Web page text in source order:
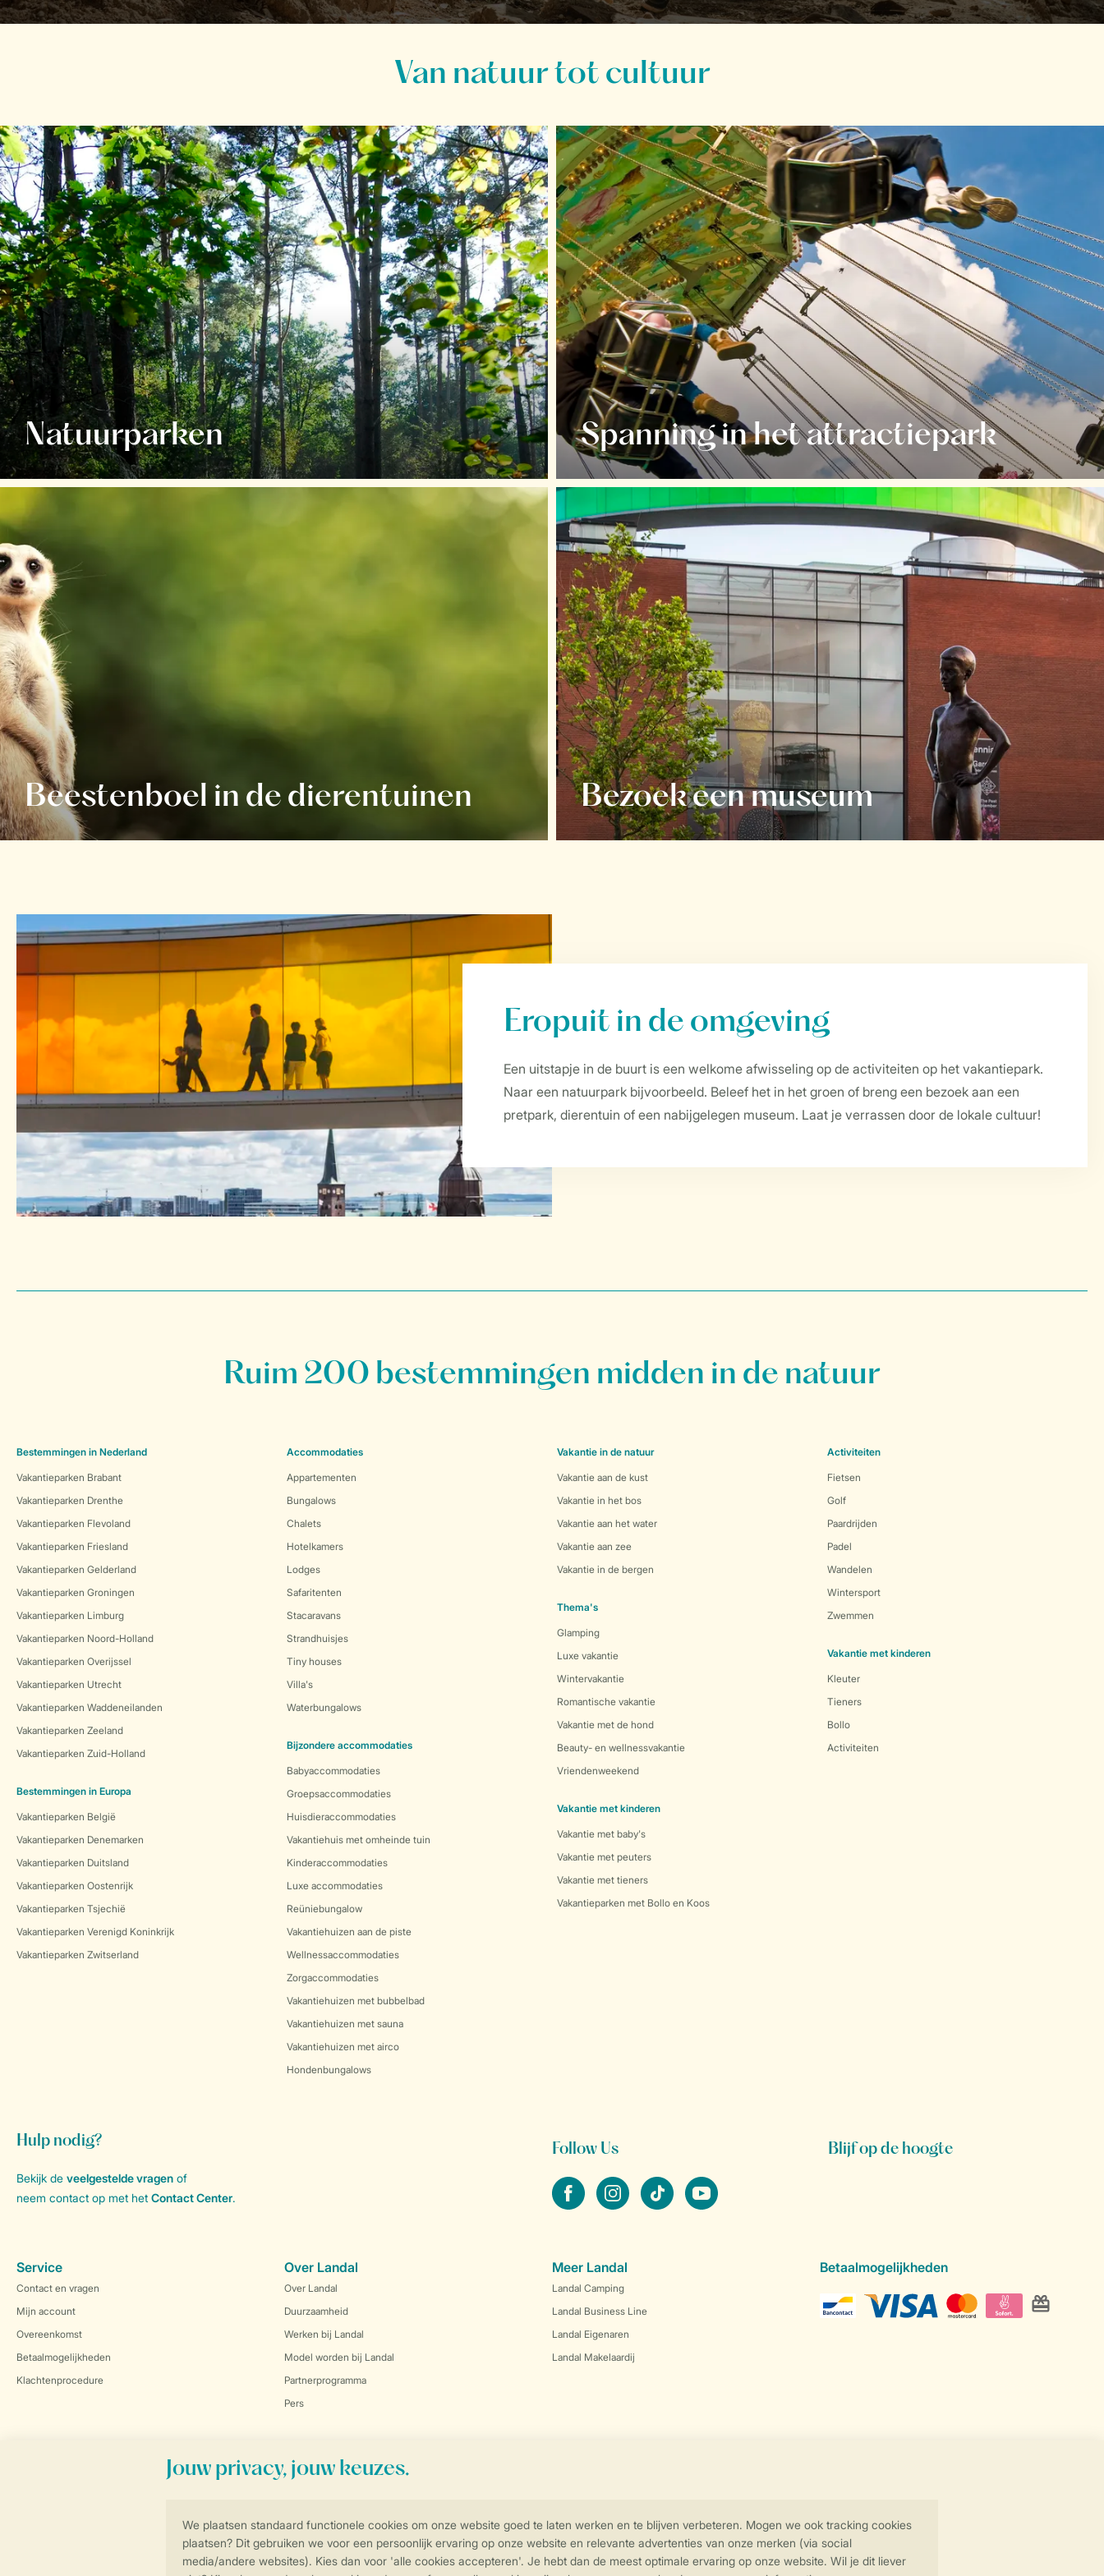
Van natuur tot cultuur
Natuurparken Spanning in het attractiepark
Beestenboel in de dierentuinen Bezoek een museum
Eropuit in de omgeving
Een uitstapje in de buurt is een welkome afwisseling op de activiteiten op het vakantiepark.
Naar een natuurpark bijvoorbeeld. Beleef het in het groen of breng een bezoek aan een
pretpark, dierentuin of een nabijgelegen museum. Laat je verrassen door de lokale cultuur!
Controle over jouw gegevens & privacy
Ruim 200 bestemmingen midden in de natuur
Bestemmingen in Nederland
Vakantieparken Brabant
Vakantieparken Drenthe
Vakantieparken Flevoland
Vakantieparken Friesland
Vakantieparken Gelderland
Vakantieparken Groningen
Vakantieparken Limburg
Vakantieparken Noord-Holland
Vakantieparken Overijssel
Vakantieparken Utrecht
Vakantieparken Waddeneilanden
Vakantieparken Zeeland
Vakantieparken Zuid-Holland
Bestemmingen in Europa
Vakantieparken België
Vakantieparken Denemarken
Vakantieparken Duitsland
Vakantieparken Oostenrijk
Vakantieparken Tsjechië
Vakantieparken Verenigd Koninkrijk
Vakantieparken Zwitserland
Accommodaties
Appartementen
Bungalows
Chalets
Hotelkamers
Lodges
Safaritenten
Stacaravans
Strandhuisjes
Tiny houses
Villa's
Waterbungalows
Bijzondere accommodaties
Babyaccommodaties
Groepsaccommodaties
Huisdieraccommodaties
Vakantiehuis met omheinde tuin
Kinderaccommodaties
Luxe accommodaties
Reüniebungalow
Vakantiehuizen aan de piste
Wellnessaccommodaties
Zorgaccommodaties
Vakantiehuizen met bubbelbad
Vakantiehuizen met sauna
Vakantiehuizen met airco
Hondenbungalows
Vakantie in de natuur
Vakantie aan de kust
Vakantie in het bos
Vakantie aan het water
Vakantie aan zee
Vakantie in de bergen
Thema's
Glamping
Luxe vakantie
Wintervakantie
Romantische vakantie
Vakantie met de hond
Beauty- en wellnessvakantie
Vriendenweekend
Vakantie met kinderen
Vakantie met baby's
Vakantie met peuters
Vakantie met tieners
Vakantieparken met Bollo en Koos
Activiteiten
Fietsen
Golf
Paardrijden
Padel
Wandelen
Wintersport
Zwemmen
Vakantie met kinderen
Kleuter
Tieners
Bollo
Activiteiten
Hulp nodig?
Bekijk de veelgestelde vragen of
neem contact op met het Contact Center.
Follow Us
facebookinstagramtiktok youtube
Blijf op de hoogte
Service
Contact en vragen
Mijn account
Overeenkomst
Betaalmogelijkheden
Klachtenprocedure
Over Landal
Over Landal
Duurzaamheid
Werken bij Landal
Model worden bij Landal
Partnerprogramma
Pers
Meer Landal
Landal Camping
Landal Business Line
Landal Eigenaren
Landal Makelaardij
Betaalmogelijkheden